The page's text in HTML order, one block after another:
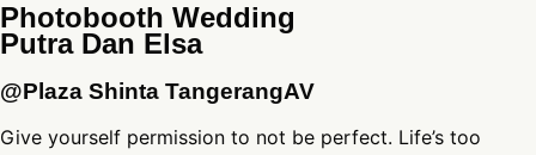
Photobooth Wedding
Putra Dan Elsa
@Plaza Shinta TangerangAV
Give yourself permission to not be perfect. Life’s too